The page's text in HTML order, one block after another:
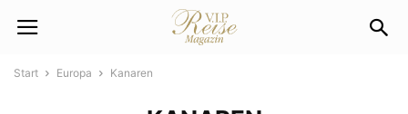
Start Europa Kanaren